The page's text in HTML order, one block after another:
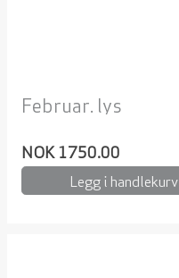
Februar. lys
NOK 1750.00
Legg i handlekurv